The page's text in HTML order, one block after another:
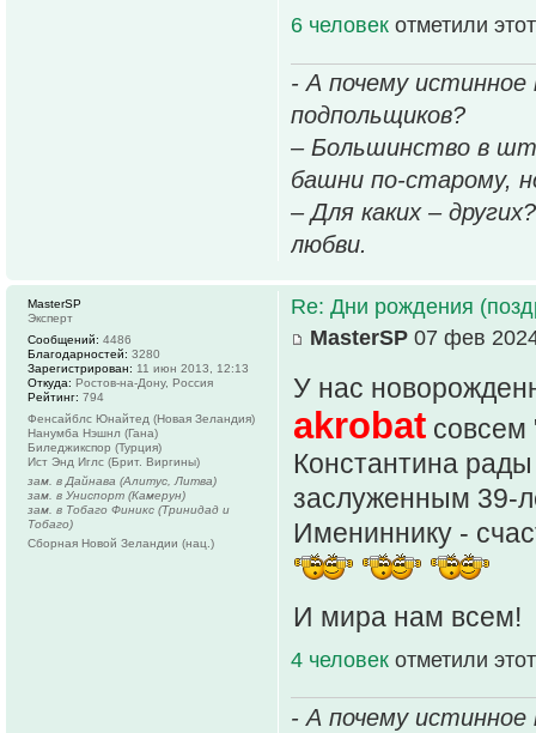
6 человек отметили
- А почему
подпольщиков?
– Большинство в
башни по-старому,
– Для каких –
любви.
Re: Дни рождения
MasterSP 07 фев
У нас
akrobat совсем
Константина
заслуженным 39-
Имениннику -
И мира нам всем!
4 человек отметили
- А почему
MasterSP
Эксперт
Сообщений: 4486
Благодарностей: 3280
Зарегистрирован: 11 июн 2013, 12:13
Откуда: Ростов-на-Дону, Россия
Рейтинг: 794
Фенсайблс Юнайтед (Новая Зеландия)
Нанумба Нэшнл (Гана)
Биледжикспор (Турция)
Ист Энд Иглс (Брит. Виргины)
зам. в Дайнава (Алитус, Литва)
зам. в Униспорт (Камерун)
зам. в Тобаго Финикс (Тринидад и
Тобаго)
Сборная Новой Зеландии (нац.)